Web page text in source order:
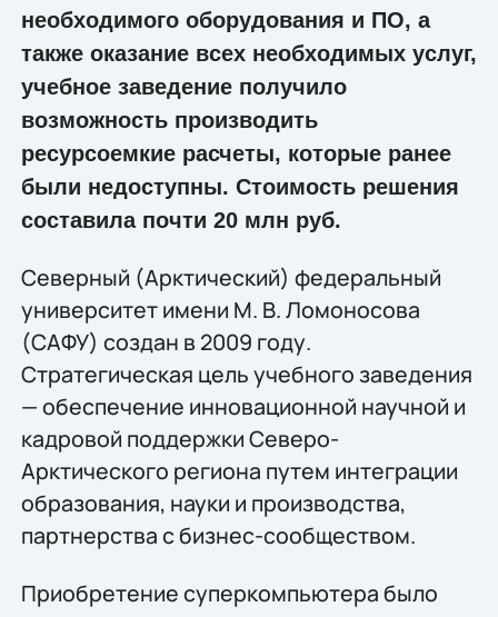
необходимого оборудования и ПО, а
также оказание всех необходимых услуг,
учебное заведение получило
возможность производить
ресурсоемкие расчеты, которые ранее
были недоступны. Стоимость решения
составила почти 20 млн руб.
Северный (Арктический) федеральный
университет имени М. В. Ломоносова
(САФУ) создан в 2009 году.
Стратегическая цель учебного заведения
— обеспечение инновационной научной и
кадровой поддержки Северо-
Арктического региона путем интеграции
образования, науки и производства,
партнерства с бизнес-сообществом.
Приобретение суперкомпьютера было